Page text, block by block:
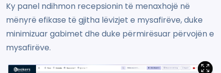
Ky panel ndihmon recepsionin të menaxhojë në
mënyrë efikase të gjitha lëvizjet e mysafirëve, duke
minimizuar gabimet dhe duke përmirësuar përvojën e
mysafirëve.